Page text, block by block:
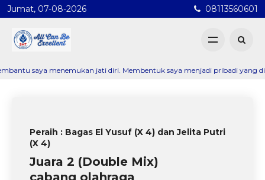
Jumat, 07-08-2026 08113560601
menemukan jati diri. Membentuk saya menjadi pribadi yang
Peraih : Bagas El Yusuf (X 4) dan Jelita Putri
(X 4)
Juara 2 (Double Mix)
cabang olahraga